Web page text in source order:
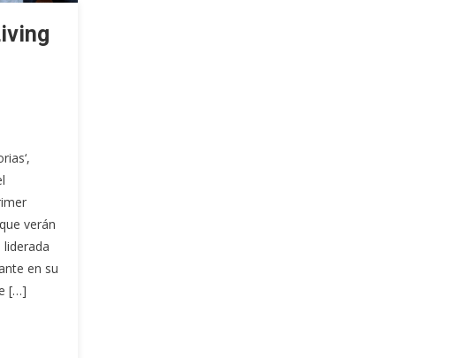
verán
en su
[…]